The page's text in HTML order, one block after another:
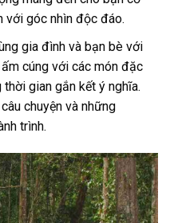
với góc nhìn độc đáo.
gia đình và bạn bè với
cúng với các món đặc
gian gắn kết ý nghĩa.
chuyện và những
trình.